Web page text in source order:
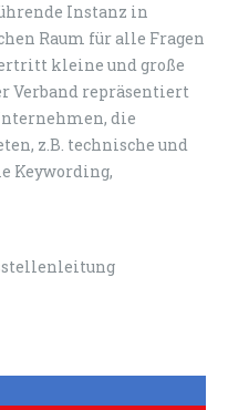
Instanz in
Raum für alle Fragen
kleine und große
Verband repräsentiert
die
z.B. technische und
Keywording,